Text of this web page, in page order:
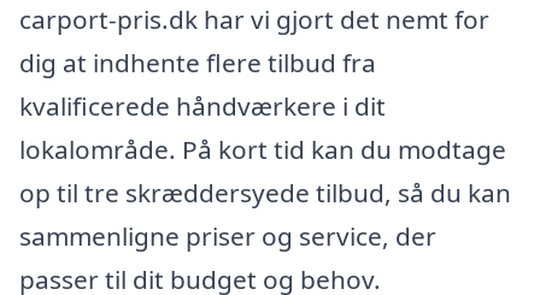
carport-pris.dk har vi gjort det nemt for
dig at indhente flere tilbud fra
kvalificerede håndværkere i dit
lokalområde. På kort tid kan du modtage
op til tre skræddersyede tilbud, så du kan
sammenligne priser og service, der
passer til dit budget og behov.